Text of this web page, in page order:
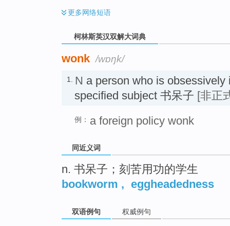
更多网络短语
柯林斯英汉双解大词典
wonk /wɒŋk/
1. N a person who is obsessively
specified subject 书呆子 [非正
例： a foreign policy wonk
同近义词
n. 书呆子；刻苦用功的学生
bookworm , eggheadedness
双语例句 权威例句